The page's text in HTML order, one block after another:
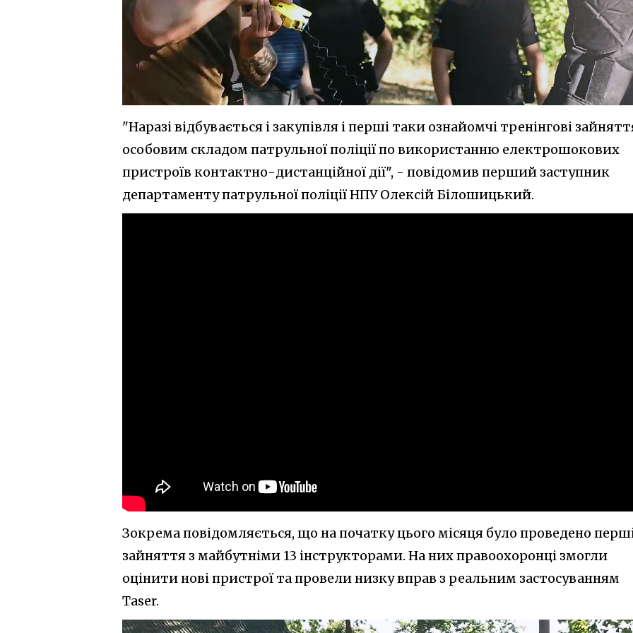
"Наразі відбувається і закупівля і перші таки ознайомчі тренінгові
особовим складом патрульної поліції по використанню електрошокових
пристроїв контактно-дистанційної дії", - повідомив перший заступник
департаменту патрульної поліції НПУ Олексій Білошицький.
Зокрема повідомляється, що на початку цього місяця було проведено
зайняття з майбутніми 13 інструкторами. На них правоохоронці змогли
оцінити нові пристрої та провели низку вправ з реальним застосуванням
Taser.